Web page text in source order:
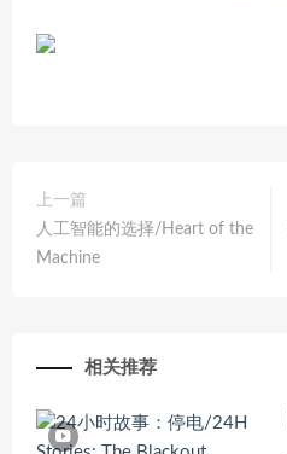
上一篇
人工智能的选择/Heart of the
Machine
相关推荐